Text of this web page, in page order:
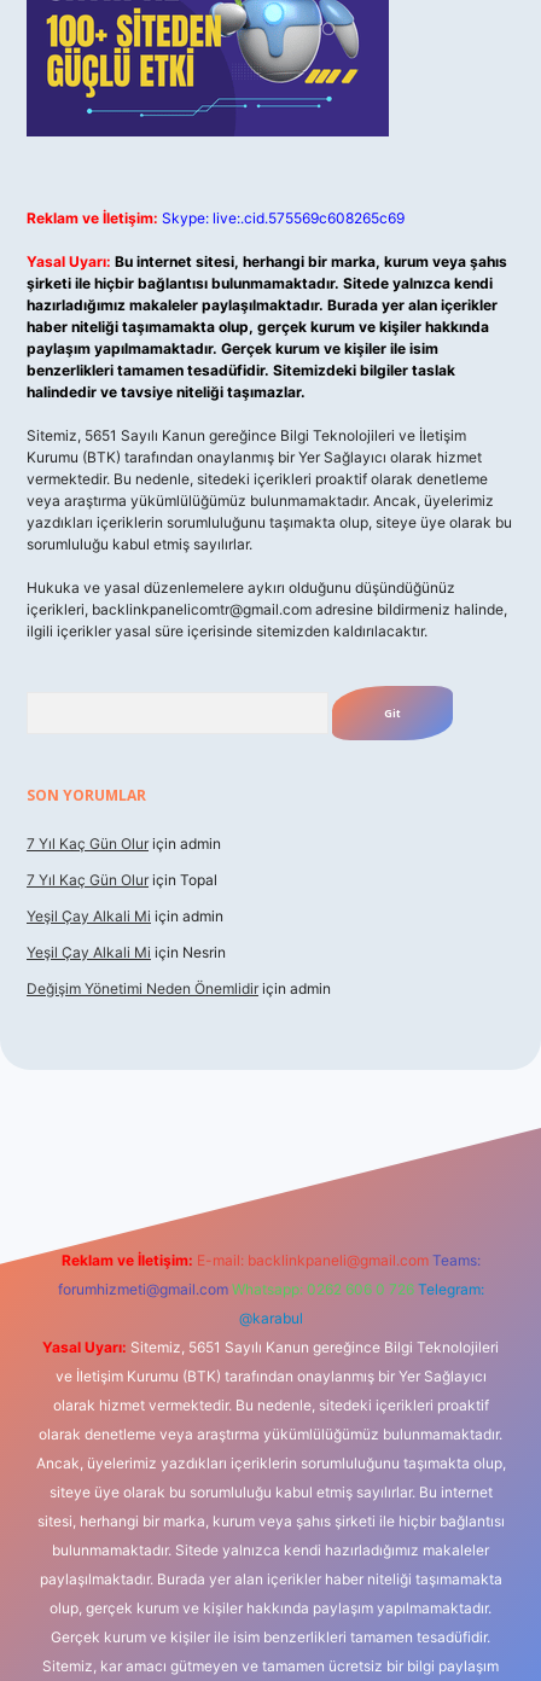
Reklam ve İletişim: Skype: live:.cid.575569c608265c69
Yasal Uyarı: Bu internet sitesi, herhangi bir marka, kurum veya şahıs
şirketi ile hiçbir bağlantısı bulunmamaktadır. Sitede yalnızca kendi
hazırladığımız makaleler paylaşılmaktadır. Burada yer alan içerikler
haber niteliği taşımamakta olup, gerçek kurum ve kişiler hakkında
paylaşım yapılmamaktadır. Gerçek kurum ve kişiler ile isim
benzerlikleri tamamen tesadüfidir. Sitemizdeki bilgiler taslak
halindedir ve tavsiye niteliği taşımazlar.
Sitemiz, 5651 Sayılı Kanun gereğince Bilgi Teknolojileri ve İletişim
Kurumu (BTK) tarafından onaylanmış bir Yer Sağlayıcı olarak hizmet
vermektedir. Bu nedenle, sitedeki içerikleri proaktif olarak denetleme
veya araştırma yükümlülüğümüz bulunmamaktadır. Ancak, üyelerimiz
yazdıkları içeriklerin sorumluluğunu taşımakta olup, siteye üye olarak bu
sorumluluğu kabul etmiş sayılırlar.
Hukuka ve yasal düzenlemelere aykırı olduğunu düşündüğünüz
içerikleri, backlinkpanelicomtr@gmail.com adresine bildirmeniz halinde,
ilgili içerikler yasal süre içerisinde sitemizden kaldırılacaktır.
SON YORUMLAR
7 Yıl Kaç Gün Olur için admin
7 Yıl Kaç Gün Olur için Topal
Yeşil Çay Alkali Mi için admin
Yeşil Çay Alkali Mi için Nesrin
Değişim Yönetimi Neden Önemlidir için admin
Reklam ve İletişim: E-mail: backlinkpaneli@gmail.com Teams:
forumhizmeti@gmail.com Whatsapp: 0262 606 0 726 Telegram:
@karabul
Yasal Uyarı: Sitemiz, 5651 Sayılı Kanun gereğince Bilgi Teknolojileri
ve İletişim Kurumu (BTK) tarafından onaylanmış bir Yer Sağlayıcı
olarak hizmet vermektedir. Bu nedenle, sitedeki içerikleri proaktif
olarak denetleme veya araştırma yükümlülüğümüz bulunmamaktadır.
Ancak, üyelerimiz yazdıkları içeriklerin sorumluluğunu taşımakta olup,
siteye üye olarak bu sorumluluğu kabul etmiş sayılırlar. Bu internet
sitesi, herhangi bir marka, kurum veya şahıs şirketi ile hiçbir bağlantısı
bulunmamaktadır. Sitede yalnızca kendi hazırladığımız makaleler
paylaşılmaktadır. Burada yer alan içerikler haber niteliği taşımamakta
olup, gerçek kurum ve kişiler hakkında paylaşım yapılmamaktadır.
Gerçek kurum ve kişiler ile isim benzerlikleri tamamen tesadüfidir.
Sitemiz, kar amacı gütmeyen ve tamamen ücretsiz bir bilgi paylaşım